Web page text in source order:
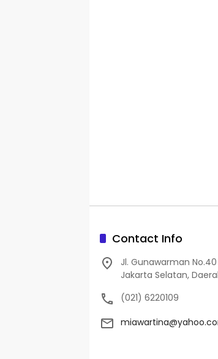
Contact Info
Jl. Gunawarman No.40
Jakarta Selatan,
(021) 6220109